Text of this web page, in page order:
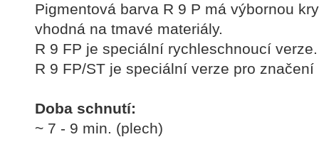
Pigmentová barva R 9 P má výbornou
vhodná na tmavé materiály.
R 9 FP je speciální rychleschnoucí verze.
R 9 FP/ST je speciální verze pro
Doba schnutí:
~ 7 - 9 min. (plech)